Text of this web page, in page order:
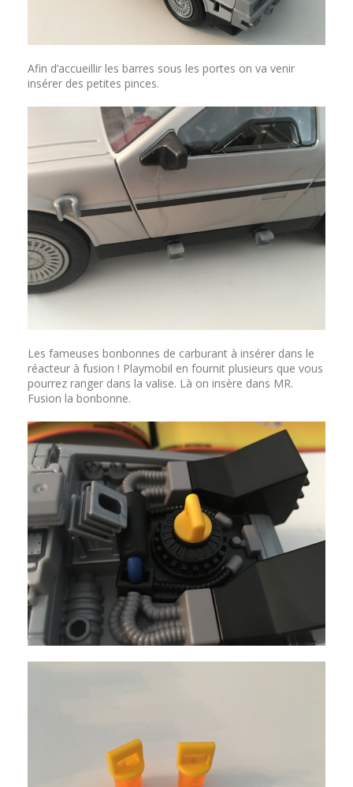
Afin d’accueillir les barres sous les portes on va venir
insérer des petites pinces.
Les fameuses bonbonnes de carburant à insérer dans le
réacteur à fusion ! Playmobil en fournit plusieurs que vous
pourrez ranger dans la valise. Là on insère dans MR.
Fusion la bonbonne.